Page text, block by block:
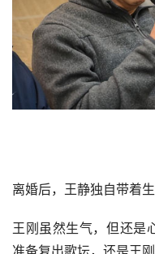
离婚后，聂卫平却觉得
离婚，不应该和王静结
“自己是围棋九段，生
样写过，可是生活还是